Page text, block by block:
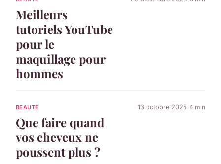
Meilleurs
tutoriels YouTube
pour le
maquillage pour
hommes
BEAUTÉ
Que faire quand
vos cheveux ne
poussent plus ?
13 octobre 2025 4 min